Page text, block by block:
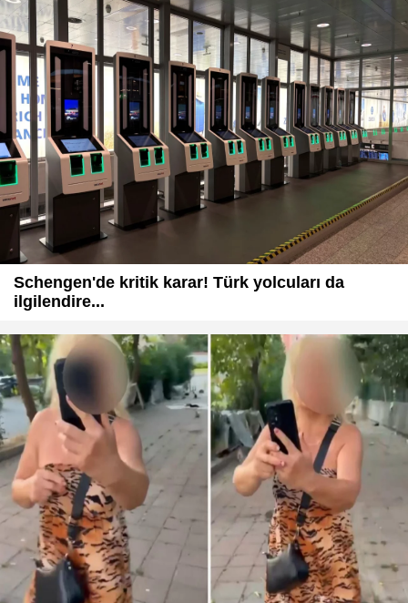
Schengen'de kritik karar! Türk yolcuları da
ilgilendire...